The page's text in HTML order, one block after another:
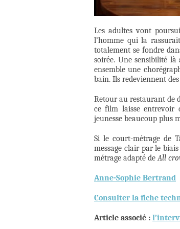
Les adultes vont
l’homme qui la
totalement se fondre
soirée. Une sensibilité
ensemble une
bain. Ils redeviennent
Retour au restaurant de
ce film laisse entrevoir
jeunesse beaucoup plus
Si le court-métrage de
message clair par le
métrage adapté deAll
Anne-Sophie Bertrand
Consulter la fiche
Article associé :